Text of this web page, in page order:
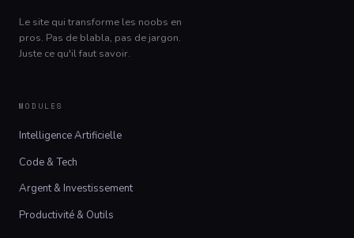
Le site qui transforme les noobs en
pros. Pas de blabla, pas de jargon.
Juste ce qu'il faut savoir.
MODULES
Intelligence Artificielle
Code & Tech
Argent & Investissement
Productivité & Outils